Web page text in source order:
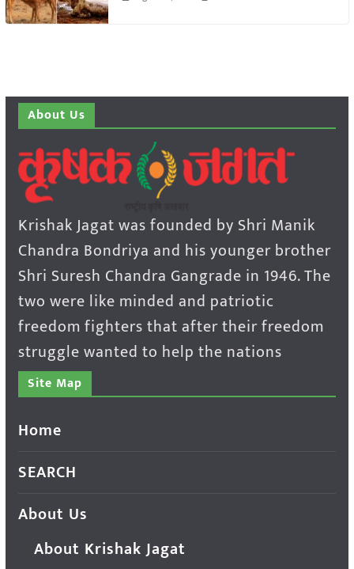
About Us
Krishak Jagat was founded by Shri Manik
Chandra Bondriya and his younger brother
Shri Suresh Chandra Gangrade in 1946. The
two were like minded and patriotic
freedom fighters that after their freedom
struggle wanted to help the nations
Site Map
Home
SEARCH
About Us
About Krishak Jagat